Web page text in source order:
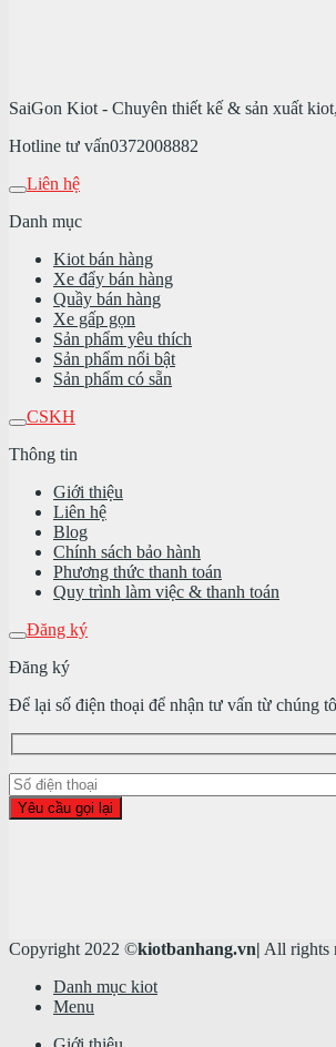
SaiGon Kiot - Chuyên thiết kế & sản xuất
Hotline tư vấn0372008882
Liên hệ
Danh mục
Kiot bán hàng
Xe đẩy bán hàng
Quầy bán hàng
Xe gấp gọn
Sản phẩm yêu thích
Sản phẩm nổi bật
Sản phẩm có sẵn
CSKH
Thông tin
Giới thiệu
Liên hệ
Blog
Chính sách bảo hành
Phương thức thanh toán
Quy trình làm việc & thanh toán
Đăng ký
Đăng ký
Để lại số điện thoại để nhận tư vấn từ chúng
Copyright 2022 ©kiotbanhang.vn| All rights
Danh mục kiot
Menu